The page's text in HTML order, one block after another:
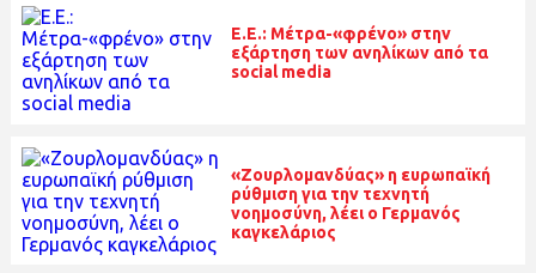
E.E.: Μέτρα-«φρένο» στην
εξάρτηση των ανηλίκων από τα
social media
«Ζουρλομανδύας» η ευρωπαϊκή
ρύθμιση για την τεχνητή
νοημοσύνη, λέει ο Γερμανός
καγκελάριος